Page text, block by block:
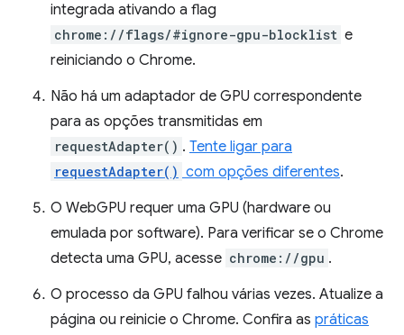
integrada ativando a flag
chrome://flags/#ignore-gpu-blocklist e
reiniciando o Chrome.
Não há um adaptador de GPU correspondente
para as opções transmitidas em
requestAdapter() . Tente ligar para
requestAdapter() com opções diferentes.
O WebGPU requer uma GPU (hardware ou
emulada por software). Para verificar se o Chrome
detecta uma GPU, acesse chrome://gpu .
O processo da GPU falhou várias vezes. Atualize a
página ou reinicie o Chrome. Confira as práticas